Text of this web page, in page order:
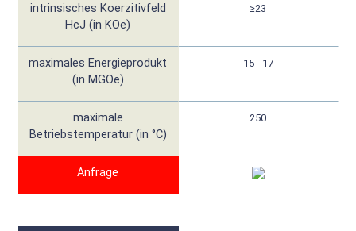
intrinsisches Koerzitivfeld
HcJ (in KOe)
≥23
maximales Energieprodukt
(in MGOe)
15 - 17
maximale
Betriebstemperatur (in °C)
250
Anfrage